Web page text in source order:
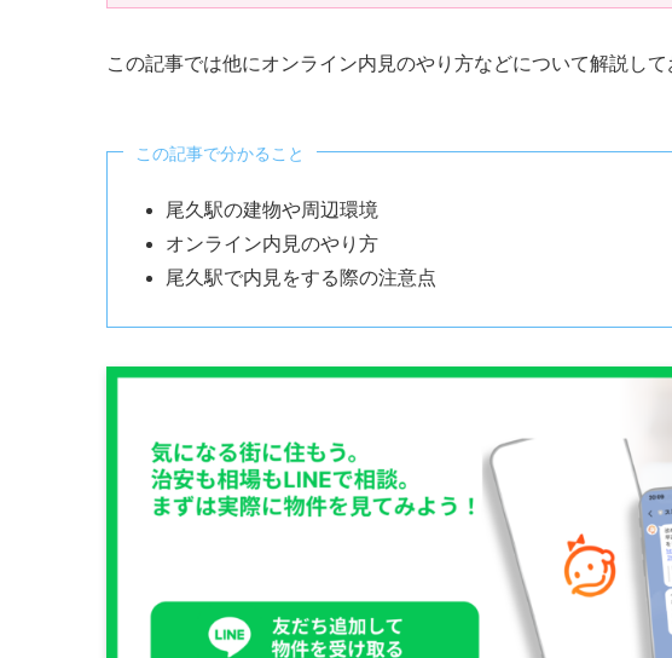
この記事では他にオンライン内見のやり方などについて解説し
この記事で分かること
尾久駅の建物や周辺環境
オンライン内見のやり方
尾久駅で内見をする際の注意点